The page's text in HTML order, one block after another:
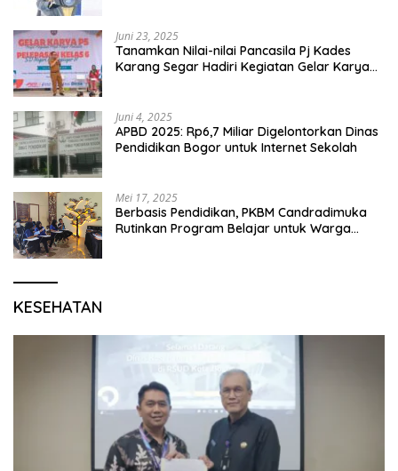
Juni 23, 2025
Tanamkan Nilai-nilai Pancasila Pj Kades
Karang Segar Hadiri Kegiatan Gelar Karya
Juni 4, 2025
APBD 2025: Rp6,7 Miliar Digelontorkan Dinas
Pendidikan Bogor untuk Internet Sekolah
Mei 17, 2025
Berbasis Pendidikan, PKBM Candradimuka
Rutinkan Program Belajar untuk Warga
KESEHATAN